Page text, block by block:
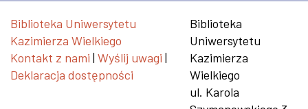
Biblioteka Uniwersytetu
Kazimierza Wielkiego
Kontakt z nami | Wyślij uwagi |
Deklaracja dostępności
Biblioteka
Uniwersytetu
Kazimierza
Wielkiego
ul. Karola